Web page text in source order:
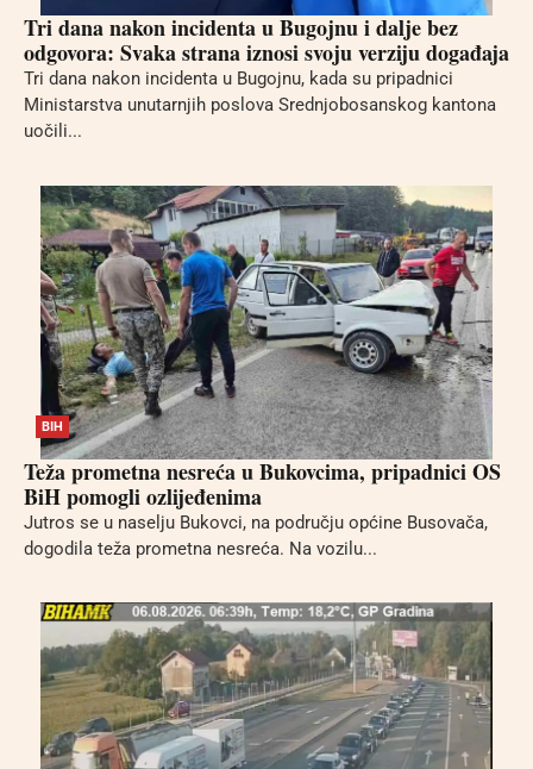
Tri dana nakon incidenta u Bugojnu i dalje bez
odgovora: Svaka strana iznosi svoju verziju događaja
Tri dana nakon incidenta u Bugojnu, kada su pripadnici
Ministarstva unutarnjih poslova Srednjobosanskog kantona
uočili...
BIH
Teža prometna nesreća u Bukovcima, pripadnici OS
BiH pomogli ozlijeđenima
Jutros se u naselju Bukovci, na području općine Busovača,
dogodila teža prometna nesreća. Na vozilu...